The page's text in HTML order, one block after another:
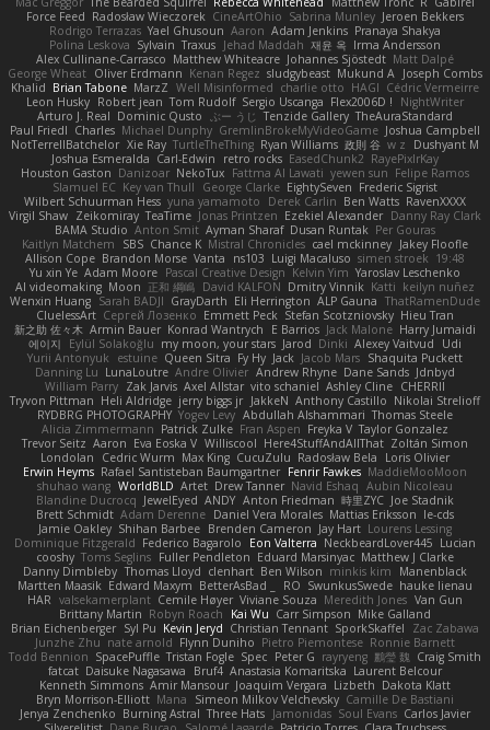
Force Feed Radosław Wieczorek CineArtOhio Sabrina Munley Jeroen Bekkers
Rodrigo Terrazas Yael Ghusoun Aaron Adam Jenkins Pranaya Shakya
Polina Leskova Sylvain Traxus Jehad Maddah 재윤 옥 Irma Andersson
Alex Cullinane-Carrasco Matthew Whiteacre Johannes Sjöstedt Matt Dalpé
George Wheat Oliver Erdmann Kenan Regez sludgybeast Mukund A Joseph Combs
Khalid Brian Tabone MarzZ Well Misinformed charlie otto HAGI Cédric Vermeirre
Leon Husky Robert jean Tom Rudolf Sergio Uscanga Flex2006D !
NightWriter
Arturo J. Real Dominic Qusto ぶー うじ Tenzide Gallery TheAuraStandard
Paul Friedl Charles Michael Dunphy GremlinBrokeMyVideoGame Joshua Campbell
NotTerrellBatchelor Xie Ray TurtleTheThing Ryan Williams 政則 谷 w z
Dushyant M
Joshua Esmeralda Carl-Edwin retro rocks EasedChunk2 RayePixlrKay
Houston Gaston Danizoar NekoTux Fattma Al Lawati yewen sun Felipe Ramos
Slamuel EC Key van Thull George Clarke EightySeven Frederic Sigrist
Wilbert Schuurman Hess yuna yamamoto Derek Carlin Ben Watts RavenXXXX
Virgil Shaw Zeikomiray TeaTime Jonas Printzen Ezekiel Alexander Danny Ray Clark
BAMA Studio Anton Smit Ayman Sharaf Dusan Runtak Per Gouras
Kaitlyn Matchem
SBS Chance K Mistral Chronicles cael mckinney Jakey Floofle
Allison Cope Brandon Morse Vanta ns103 Luigi Macaluso simen stroek 19:48
Yu xin Ye Adam Moore Pascal Creative Design Kelvin Yim Yaroslav Leschenko
AI videomaking Moon 正和 綱嶋 David KALFON Dmitry Vinnik Katti keilyn nuñez
Wenxin Huang Sarah BADJI GrayDarth Eli Herrington ALP Gauna ThatRamenDude
CluelessArt Cергей Лозенко Emmett Peck Stefan Scotzniovsky Hieu Tran
新之助 佐々木 Armin Bauer Konrad Wantrych E Barrios Jack Malone Harry Jumaidi
에이지
Eylül Solakoğlu my moon, your stars Jarod Dinki Alexey Vaitvud
Udi
Yurii Antonyuk
estuine Queen Sitra Fy Hy Jack Jacob Mars Shaquita Puckett
Danning Lu LunaLoutre Andre Olivier Andrew Rhyne Dane Sands Jdnbyd
William Parry Zak Jarvis Axel Allstar vito schaniel Ashley Cline CHERRII
Tryvon Pittman Heli Aldridge jerry biggs jr JakkeN Anthony Castillo Nikolai Strelioff
RYDBRG PHOTOGRAPHY Yogev Levy Abdullah Alshammari Thomas Steele
Alicia Zimmermann Patrick Zulke Fran Aspen Freyka V Taylor Gonzalez
Trevor Seitz Aaron Eva Eoska V Williscool Here4StuffAndAllThat Zoltán Simon
Londolan
Cedric Wurm Max King CucuZulu Radosław Bela
Loris Olivier
Erwin Heyms Rafael Santisteban Baumgartner Fenrir Fawkes MaddieMooMoon
shuhao wang WorldBLD Artet Drew Tanner Navid Eshaq Aubin Nicoleau
Blandine Ducrocq JewelEyed ANDY Anton Friedman 時里ZYC Joe Stadnik
Brett Schmidt Adam Derenne Daniel Vera Morales Mattias Eriksson le-cds
Jamie Oakley Shihan Barbee Brenden Cameron Jay Hart Lourens Lessing
Dominique Fitzgerald Federico Bagarolo Eon Valterra NeckbeardLover445 Lucian
cooshy Toms Seglins Fuller Pendleton Eduard Marsinyac Matthew J Clarke
Danny Dimbleby Thomas Lloyd clenhart Ben Wilson minkis kim
Manenblack
Martten Maasik Edward Maxym BetterAsBad _ RO SwunkusSwede hauke lienau
HAR valsekamerplant Cemile Høyer Viviane Souza Meredith Jones Van Gun
Brittany Martin Robyn Roach Kai Wu Carr Simpson Mike Galland
Brian Eichenberger Syl Pu Kevin Jeryd Christian Tennant SporkSkaffel
Zac Zabawa
Junzhe Zhu nate arnold Flynn Duniho Pietro Piemontese Ronnie Barnett
Todd Bennion SpacePuffle Tristan Fogle Spec Peter G rayryeng 鸝瑩 魏 Craig Smith
fatcat Daisuke Nagasawa Bruf4 Anastasia Komaritska Laurent Belcour
Kenneth Simmons Amir Mansour Joaquim Vergara Lizbeth Dakota Klatt
Bryn Morrison-Elliott Mana Simeon Milkov Velchevsky Camille De Bastiani
Jenya Zenchenko Burning Astral Three Hats Jamonidas Soul Evans Carlos Javier